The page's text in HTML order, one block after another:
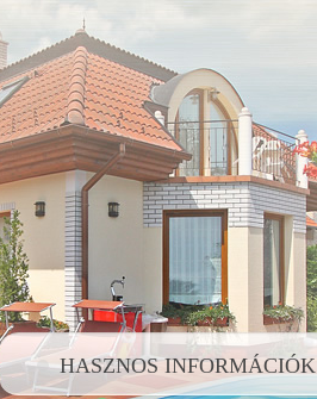
HASZNOS INFORMÁCIÓK